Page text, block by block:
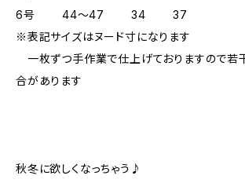
6号 44～47 34 37
※表記サイズはヌード寸になります
一枚ずつ手作業で仕上げておりますので若
合があります
秋冬に欲しくなっちゃう♪